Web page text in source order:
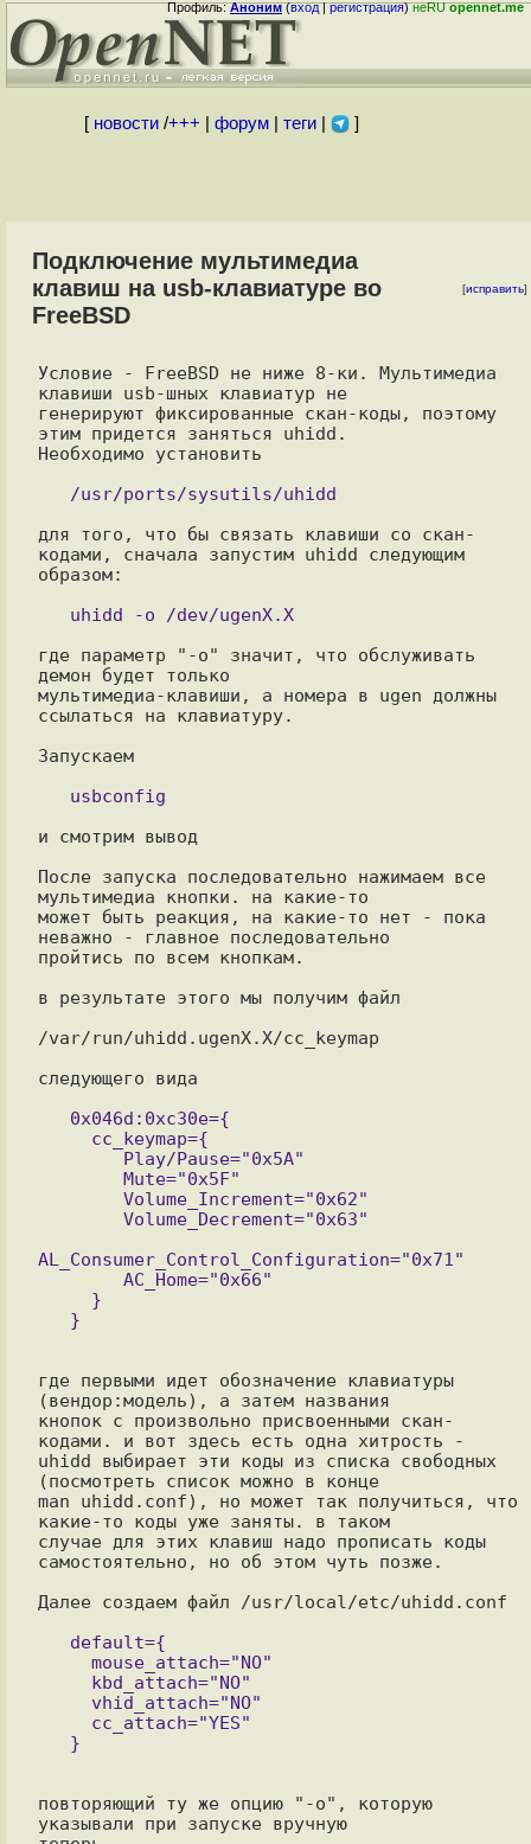
Профиль:Аноним(вход|регистрация)неRUopennet.me
[ новости/+++ форум| теги| ]
Подключение мультимедиа
клавиш на usb-клавиатуре во
FreeBSD
[исправить]
Условие - FreeBSD не ниже 8-ки. Мультимедиа
клавиши usb-шных клавиатур не
генерируют фиксированные скан-коды, поэтому
этим придется заняться uhidd.
Необходимо установить
для того, что бы связать клавиши со скан-
кодами, сначала запустим uhidd следующим
образом:
   uhidd -o /dev/ugenX.X
где параметр "-о" значит, что обслуживать
демон будет только
мультимедиа-клавиши, а номера в ugen должны
ссылаться на клавиатуру.
Запускаем
и смотрим вывод
После запуска последовательно нажимаем все
мультимедиа кнопки. на какие-то
может быть реакция, на какие-то нет - пока
неважно - главное последовательно
пройтись по всем кнопкам.
в результате этого мы получим файл
/var/run/uhidd.ugenX.X/cc_keymap
следующего вида
AL_Consumer_Control_Configuration="0x71"
где первыми идет обозначение клавиатуры
(вендор:модель), а затем названия
кнопок с произвольно присвоенными скан-
кодами. и вот здесь есть одна хитрость -
uhidd выбирает эти коды из списка свободных
(посмотреть список можно в конце
man uhidd.conf), но может так получиться, что
какие-то коды уже заняты. в таком
случае для этих клавиш надо прописать коды
самостоятельно, но об этом чуть позже.
Далее создаем файл /usr/local/etc/uhidd.conf
повторяющий ту же опцию "-o", которую
указывали при запуске вручную